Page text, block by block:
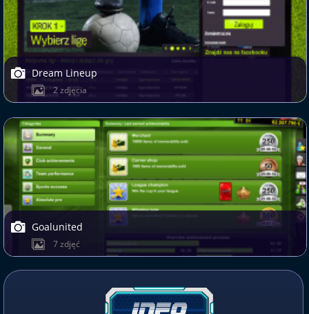
Dream Lineup
2 zdjęcia
Goalunited
7 zdjęć